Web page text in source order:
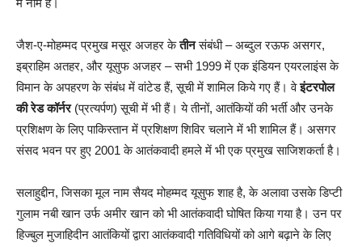
में नाम है।
जैश-ए-मोहम्मद प्रमुख मसूर अजहर केतीनसंबंधी – अब्दुल रऊफ असगर,
इब्राहिम अतहर, और यूसुफ अजहर – सभी 1999 में एक इंडियन एयरलाइंस के
विमान के अपहरण के संबंध में वांटेड हैं, सूची में शामिल किये गए हैं। वेइंटरपोल
की रेड कॉर्नर(प्रत्यर्पण) सूची में भी हैं। ये तीनों, आतंकियों की भर्ती और उनके
प्रशिक्षण के लिए पाकिस्तान में प्रशिक्षण शिविर चलाने में भी शामिल हैं। असगर
संसद भवन पर हुए 2001 के आतंकवादी हमले में भी एक प्रमुख साजिशकर्ता है।
सलाहुद्दीन, जिसका मूल नाम सैयद मोहम्मद यूसुफ शाह है, के अलावा उसके डिप्टी
गुलाम नबी खान उर्फ अमीर खान को भी आतंकवादी घोषित किया गया है। उन पर
हिज्बुल मुजाहिदीन आतंकियों द्वारा आतंकवादी गतिविधियों को आगे बढ़ाने के लिए